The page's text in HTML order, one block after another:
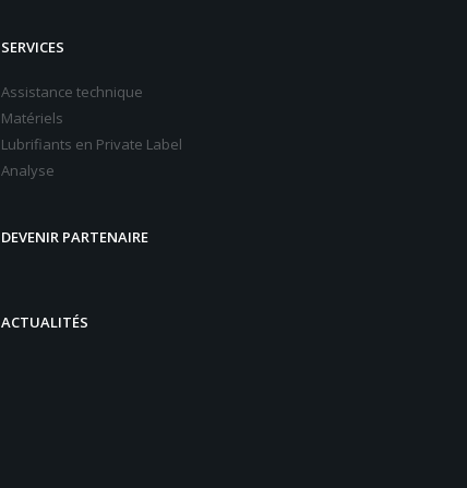
SERVICES
Assistance technique
Matériels
Lubrifiants en Private Label
Analyse
DEVENIR PARTENAIRE
ACTUALITÉS